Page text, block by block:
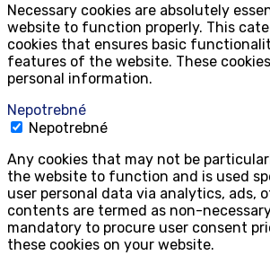
Necessary cookies are absolutely
website to function properly. This
cookies that ensures basic
features of the website. These
personal information.
Nepotrebné
Nepotrebné
Any cookies that may not be
the website to function and is used
user personal data via analytics, ads,
contents are termed as non-
mandatory to procure user consent
these cookies on your website.